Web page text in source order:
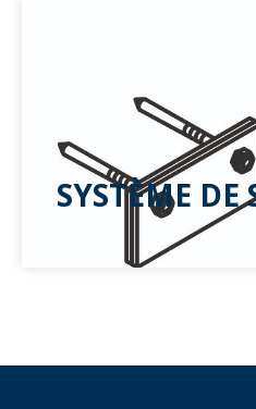
SYSTÈME DE